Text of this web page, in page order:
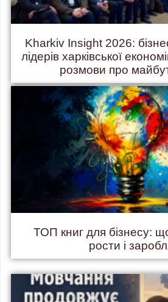
Kharkiv Insight 2026:
лідерів харківської
розмови про
ТОП книг для бізнесу:
рости і